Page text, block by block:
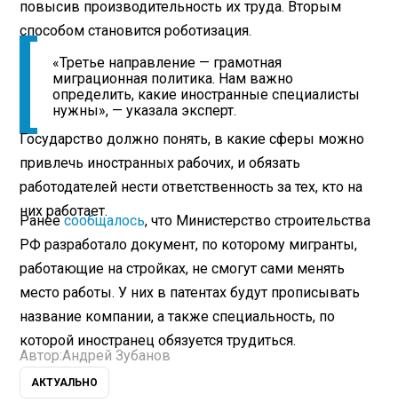
повысив производительность их труда. Вторым
способом становится роботизация.
«Третье направление — грамотная
миграционная политика. Нам важно
определить, какие иностранные специалисты
нужны», — указала эксперт.
Государство должно понять, в какие сферы можно
привлечь иностранных рабочих, и обязать
работодателей нести ответственность за тех, кто на
них работает.
Ранеесообщалось, что Министерство строительства
РФ разработало документ, по которому мигранты,
работающие на стройках, не смогут сами менять
место работы. У них в патентах будут прописывать
название компании, а также специальность, по
которой иностранец обязуется трудиться.
Автор:Андрей Зубанов
АКТУАЛЬНО